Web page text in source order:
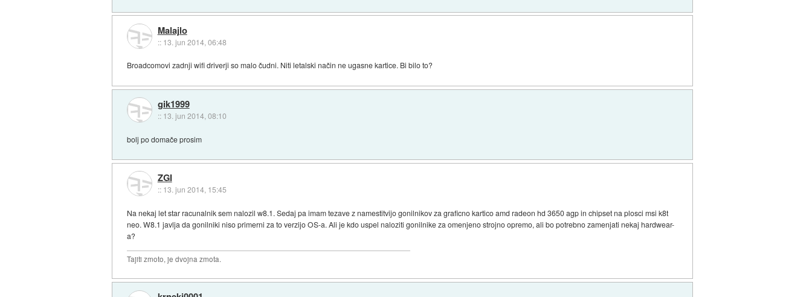
Malajlo
:: 13. jun 2014, 06:48
Broadcomovi zadnji wifi driverji so malo čudni. Niti letalski način ne ugasne kartice. Bi bilo to?
gik1999
:: 13. jun 2014, 08:10
bolj po domače prosim
ZGI
:: 13. jun 2014, 15:45
Na nekaj let star racunalnik sem nalozil w8.1. Sedaj pa imam tezave z namestitvijo gonilnikov za graficno kartico amd radeon hd 3650 agp in chipset na plosci msi k8t
neo. W8.1 javlja da gonilniki niso primerni za to verzijo OS-a. Ali je kdo uspel naloziti gonilnike za omenjeno strojno opremo, ali bo potrebno zamenjati nekaj hardwear-
a?
Tajiti zmoto, je dvojna zmota.